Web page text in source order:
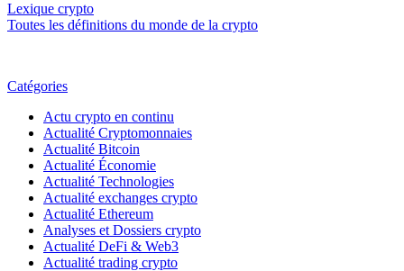
Lexique crypto
Toutes les définitions du monde de la crypto
Catégories
Actu crypto en continu
Actualité Cryptomonnaies
Actualité Bitcoin
Actualité Économie
Actualité Technologies
Actualité exchanges crypto
Actualité Ethereum
Analyses et Dossiers crypto
Actualité DeFi & Web3
Actualité trading crypto